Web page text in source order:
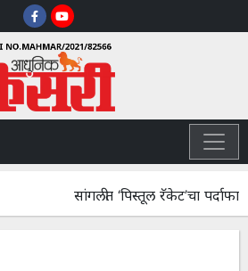
सांगलीत ‘पिस्तूल रॅकेट’चा